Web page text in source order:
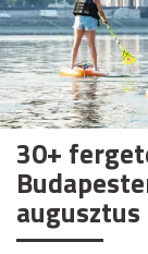
30+
augusztus